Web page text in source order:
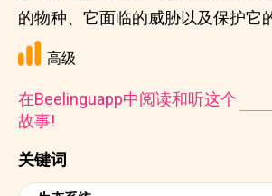
关键词
的物种、它面临的威胁以及保护它
高级
在Beelinguapp中阅读和听这个
故事!